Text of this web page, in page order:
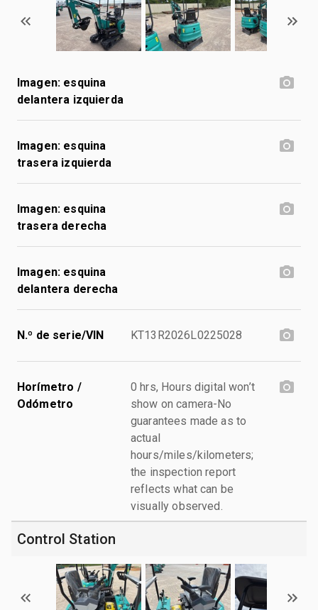
Imagen: esquina
delantera izquierda
Imagen: esquina
trasera izquierda
Imagen: esquina
trasera derecha
Imagen: esquina
delantera derecha
N.º de serie/VIN KT13R2026L0225028
Horímetro /
Odómetro
0 hrs, Hours digital won’t
show on camera-No
guarantees made as to
actual
hours/miles/kilometers;
the inspection report
reflects what can be
visually observed.
Control Station